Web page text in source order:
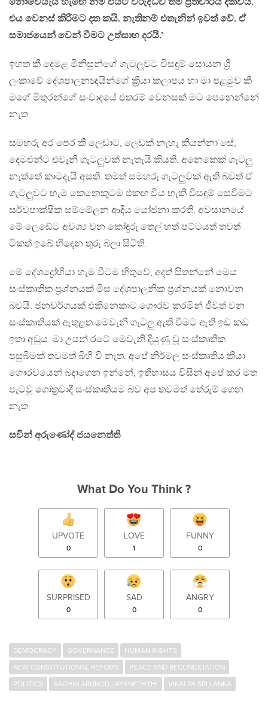
එය වෙනස් කිරීමට දත කයි. නැතිනම් එතැනින් ඉවත් වේ. ඒ
සමාජයෙන් වෙන් වීමට උත්සාහ දරයි.’
ඉහත කී දෙමළ මිනිසුන්ගේ ගැටලුවට විසඳුම් සොයන ශ්‍රී
ලංකාවේ දේශපාලනඥයින්ගේ ක්‍රියා කලාපය හා මා පළමුව කී
මගේ මිතුරන්ගේ සංවාදයේ එතරම් වෙනසක් මට පෙනෙන්නේ
නැත.
සමහරු අර පෙර කී ලෙඩාට, ලෙඩක් නැහැ කියන්නා සේ,
දෙමළුන්ට එවැනි ගැටලුවක් නැතැයි කියති. අනෙකෙක් ගැටලු
නැත්තේ කාටදැයි අසති. තමත් සමහරු ගැටලුවක් ඇති බවත් ඒ
ගැටලුවට හැම කෙනෙකුටම එකඟ විය හැකි විසඳුම් සෙවීමට
සර්වපාක්ෂික සම්මේලන ආදිය යෝජනා කරති. අවසානයේ
මේ ලෙඩේට අවශ්‍ය වන කෝඳුරු තෙල් හත් පට්ටයත් තවත්
ටිකත් ඉබේ හිඳෙන තුරු බලා සිටිති.
මේ දේශද්‍රෝහියා හැම විටම හිතුවේ, අදත් සිතන්නේ මෙය
සංස්කෘතික ප්‍රශ්නයක් මිස දේශපාලනික ප්‍රශ්නයක් නොවන
බවයි. ජනවර්ගයක් එකිනෙකාට ගෞරව කරමින් ජීවත් වන
සංස්කෘතියක් ඇතුළත මෙවැනි ගැටලු ඇති වීමට ඇති ඉඩ කඩ
ඉතා අඩුය. මා උපන් රටේ මෙවැනි දියුණු වූ සංස්කෘතික
පසුබිමක් තවමත් බිහි වී නැත. අපේ නිර්මල සංස්කෘතිය කියා
ගෞරවයෙන් බදාගෙන ඉන්නේ, ඉතිහාසය විසින් අපේ කර මත
පැටවූ ගෝත්‍රවාදී සංස්කෘතියම බව අප තවමත් තේරුම් ගෙන
නැත.
සචින් අරුණෝද් ජයනෙත්ති
What Do You Think ?
UPVOTE
0
LOVE
1
FUNNY
0
SURPRISED
0
SAD
0
ANGRY
0
DEMOCRACY GOVERNANCE
HUMAN RIGHTS
NEW CONSTITUTIONAL REFOMS
PEACE AND RECONCILIATION
POLITICS
SACHIN ARUNOD JAYANETHTHI VIKALPA SRI LANKA